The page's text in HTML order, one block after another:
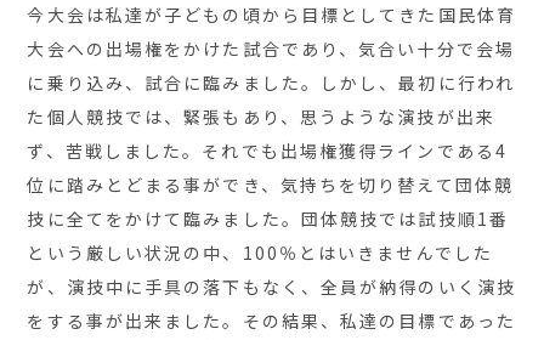
今大会は私達が子どもの頃から目標としてきた国民体育
大会への出場権をかけた試合であり、気合い十分で会場
に乗り込み、試合に臨みました。しかし、最初に行われ
た個人競技では、緊張もあり、思うような演技が出来
ず、苦戦しました。それでも出場権獲得ラインである4
位に踏みとどまる事ができ、気持ちを切り替えて団体競
技に全てをかけて臨みました。団体競技では試技順1番
という厳しい状況の中、100％とはいきませんでした
が、演技中に手具の落下もなく、全員が納得のいく演技
をする事が出来ました。その結果、私達の目標であった